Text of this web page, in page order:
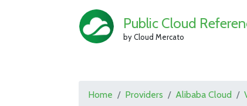
Public Cloud
by Cloud Mercato
Home Providers Alibaba Cloud